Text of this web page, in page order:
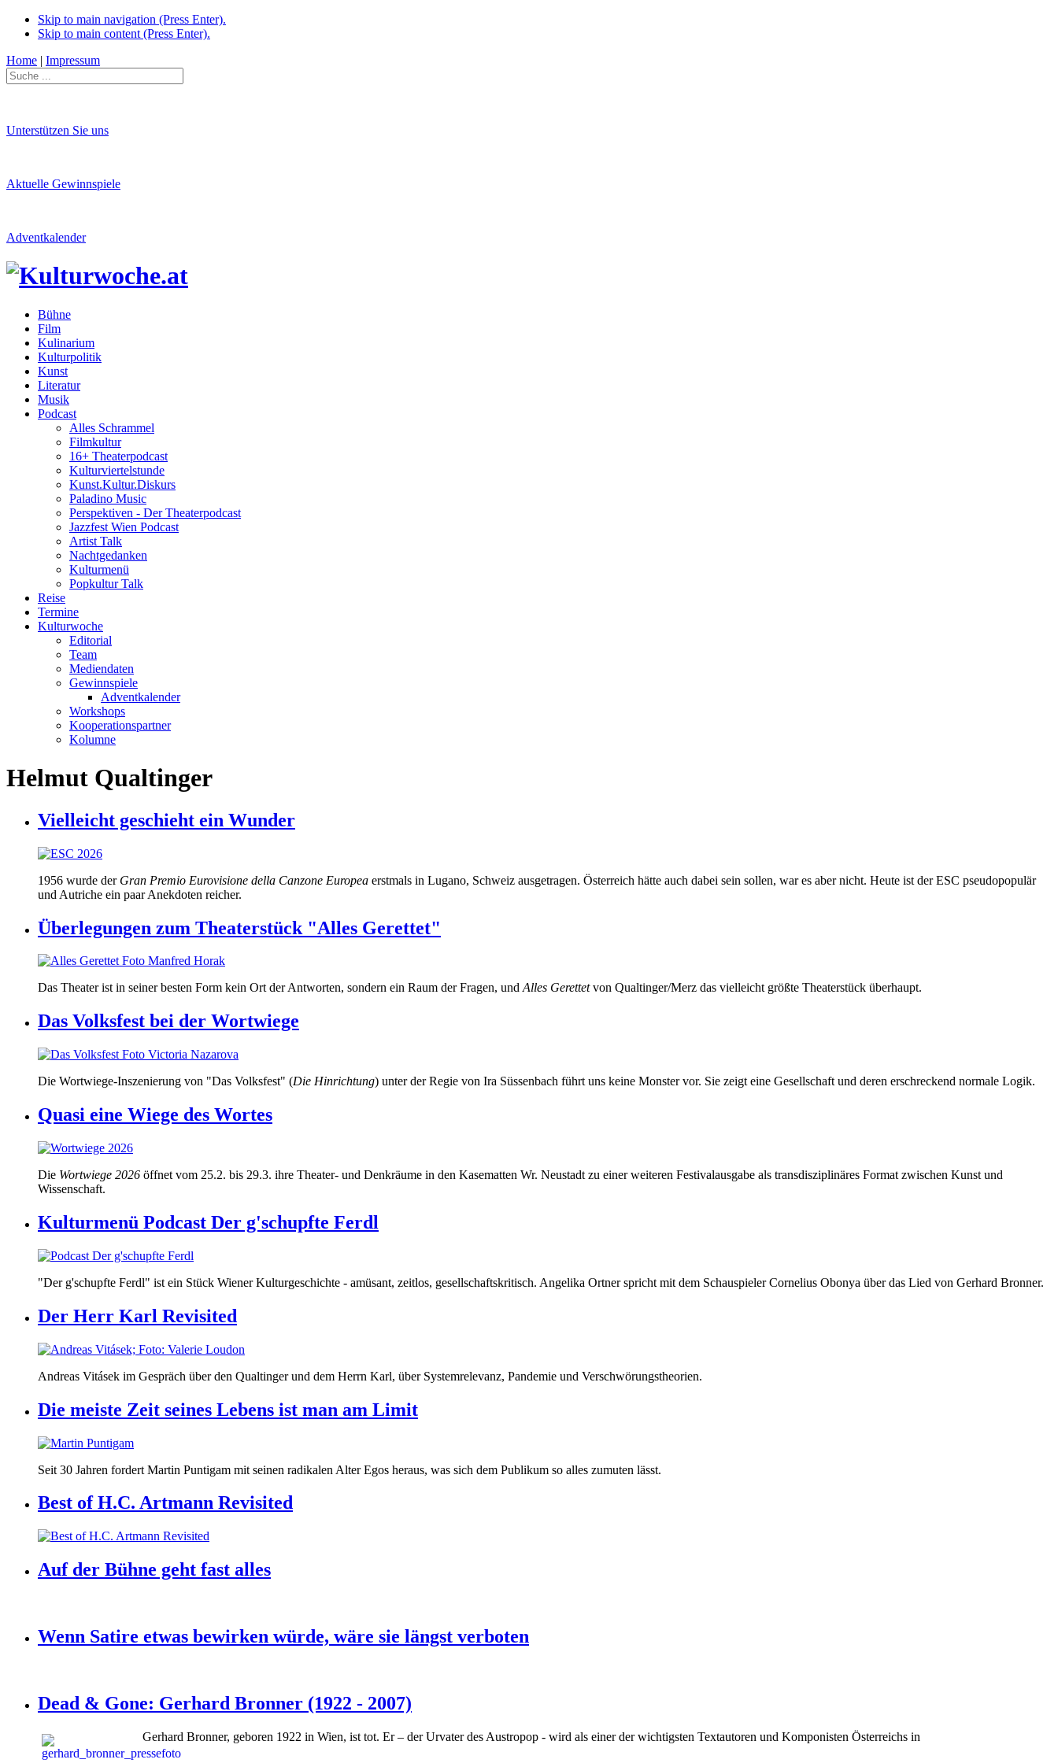
Skip to main navigation (Press Enter).
Skip to main content (Press Enter).
Home | Impressum
Unterstützen Sie uns
Aktuelle Gewinnspiele
Adventkalender
Bühne
Film
Kulinarium
Kulturpolitik
Kunst
Literatur
Musik
Podcast
Alles Schrammel
Filmkultur
16+ Theaterpodcast
Kulturviertelstunde
Kunst.Kultur.Diskurs
Paladino Music
Perspektiven - Der Theaterpodcast
Jazzfest Wien Podcast
Artist Talk
Nachtgedanken
Kulturmenü
Popkultur Talk
Reise
Termine
Kulturwoche
Editorial
Team
Mediendaten
Gewinnspiele
Adventkalender
Workshops
Kooperationspartner
Kolumne
Helmut Qualtinger
Vielleicht geschieht ein Wunder
1956 wurde der Gran Premio Eurovisione della Canzone Europea erstmals in Lugano, Schweiz ausgetragen. Österreich hätte auch dabei sein sollen, war es aber nicht. Heute ist der ESC pseudopopulär
und Autriche ein paar Anekdoten reicher.
Überlegungen zum Theaterstück "Alles Gerettet"
Das Theater ist in seiner besten Form kein Ort der Antworten, sondern ein Raum der Fragen, undAlles Gerettetvon Qualtinger/Merz das vielleicht größte Theaterstück überhaupt.
Das Volksfest bei der Wortwiege
Die Wortwiege-Inszenierung von "Das Volksfest" (Die Hinrichtung) unter der Regie von Ira Süssenbach führt uns keine Monster vor. Sie zeigt eine Gesellschaft und deren erschreckend normale Logik.
Quasi eine Wiege des Wortes
Die Wortwiege 2026 öffnet vom 25.2. bis 29.3. ihre Theater- und Denkräume in den Kasematten Wr. Neustadt zu einer weiteren Festivalausgabe als transdisziplinäres Format zwischen Kunst und
Wissenschaft.
Kulturmenü Podcast Der g'schupfte Ferdl
"Der g'schupfte Ferdl" ist ein Stück Wiener Kulturgeschichte - amüsant, zeitlos, gesellschaftskritisch. Angelika Ortner spricht mit dem Schauspieler Cornelius Obonya über das Lied von Gerhard Bronner.
Der Herr Karl Revisited
Andreas Vitásek im Gespräch über den Qualtinger und dem Herrn Karl, über Systemrelevanz, Pandemie und Verschwörungstheorien.
Die meiste Zeit seines Lebens ist man am Limit
Seit 30 Jahren fordert Martin Puntigam mit seinen radikalen Alter Egos heraus, was sich dem Publikum so alles zumuten lässt.
Best of H.C. Artmann Revisited
Auf der Bühne geht fast alles
Wenn Satire etwas bewirken würde, wäre sie längst verboten
Dead & Gone: Gerhard Bronner (1922 - 2007)
Gerhard Bronner, geboren 1922 in Wien, ist tot. Er – der Urvater des Austropop - wird als einer der wichtigsten Textautoren und Komponisten Österreichs in